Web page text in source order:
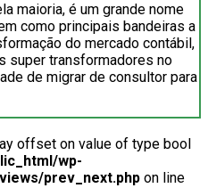
maioria, é um grande nome
como principais bandeiras a
do mercado contábil,
super transformadores no
de migrar de consultor para
offset on value of type bool
wp-
prev_next.php on line